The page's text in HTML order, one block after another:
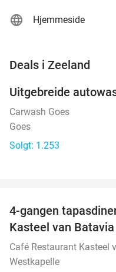
Hjemmeside
Deals i Zeeland
Uitgebreide
Carwash Goes
Goes
Solgt: 1.253
4-gangen
Kasteel van Batavia
Café Restaurant Kasteel
Westkapelle